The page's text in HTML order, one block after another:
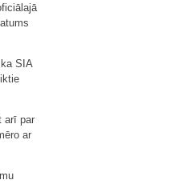
SIA
arī par
ar